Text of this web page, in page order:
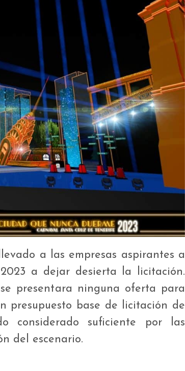
a las empresas aspirantes a
a dejar desierta la licitación.
presentara ninguna oferta para
presupuesto base de licitación de
considerado suficiente por las
del escenario.